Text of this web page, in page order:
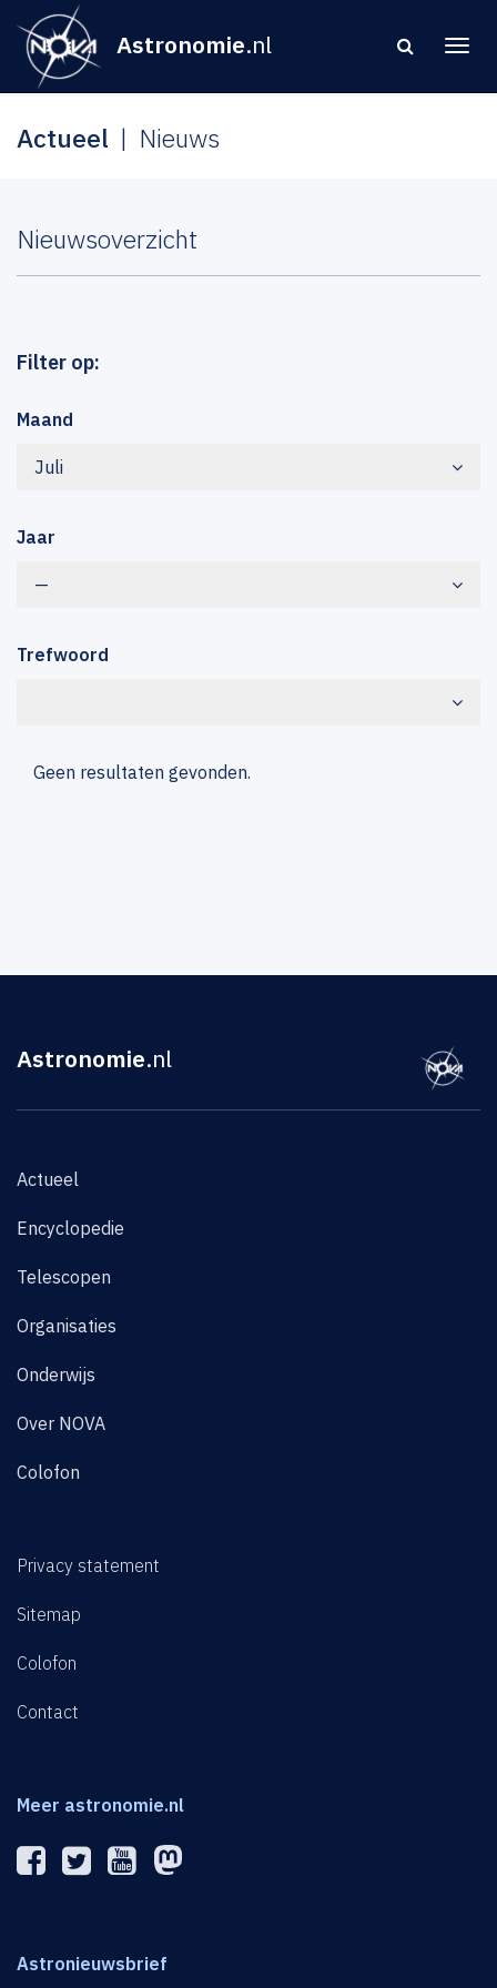
Astronomie.nl
Actueel Nieuws
Nieuwsoverzicht
Filter op:
Maand
Juli
Jaar
—
Trefwoord
Geen resultaten gevonden.
Astronomie.nl
Actueel
Encyclopedie
Telescopen
Organisaties
Onderwijs
Over NOVA
Colofon
Privacy statement
Sitemap
Colofon
Contact
Meer astronomie.nl
Astronieuwsbrief